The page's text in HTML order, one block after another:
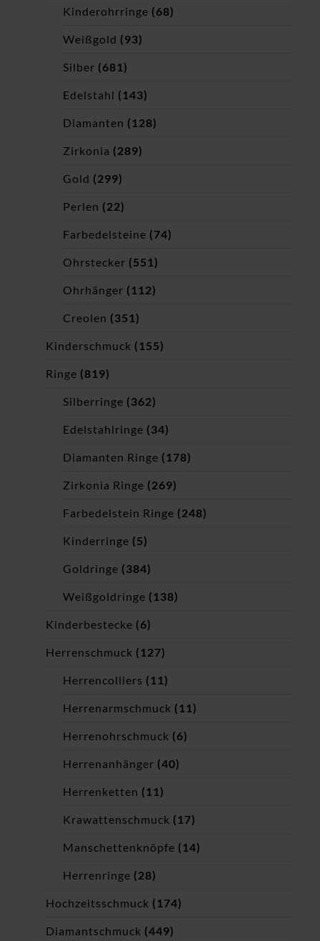
Kinderohrringe (68)
Weißgold (93)
Silber (681)
Edelstahl (143)
Diamanten (128)
Zirkonia (289)
Gold (299)
Perlen (22)
Farbedelsteine (74)
Ohrstecker (551)
Ohrhänger (112)
Creolen (351)
Kinderschmuck (155)
Ringe (819)
Silberringe (362)
Edelstahlringe (34)
Diamanten Ringe (178)
Zirkonia Ringe (269)
Farbedelstein Ringe (248)
Kinderringe (5)
Goldringe (384)
Weißgoldringe (138)
Kinderbestecke (6)
Herrenschmuck (127)
Herrencolliers (11)
Herrenarmschmuck (11)
Herrenohrschmuck (6)
Herrenanhänger (40)
Herrenketten (11)
Krawattenschmuck (17)
Manschettenknöpfe (14)
Herrenringe (28)
Hochzeitsschmuck (174)
Diamantschmuck (449)